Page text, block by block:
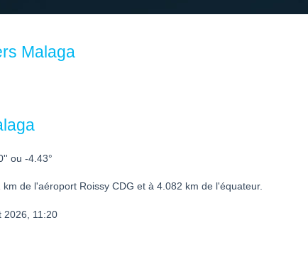
Malaga
ou -4.43°
de l'aéroport Roissy CDG et à 4.082 km de l'équateur.
2026, 11:20